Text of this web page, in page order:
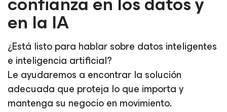
INFO
RMA
en la IA
¿Está listo para hablar sobre datos inteligentes
e inteligencia artificial?
Le ayudaremos a encontrar la solución
adecuada que proteja lo que importa y
mantenga su negocio en movimiento.